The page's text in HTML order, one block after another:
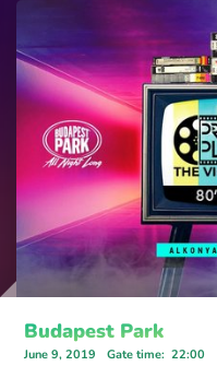
Budapest Park
June 9, 2019 Gate time: 22:00